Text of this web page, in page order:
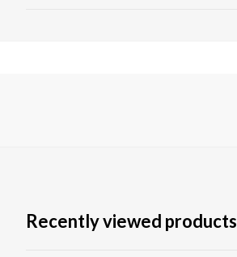
Recently viewed products